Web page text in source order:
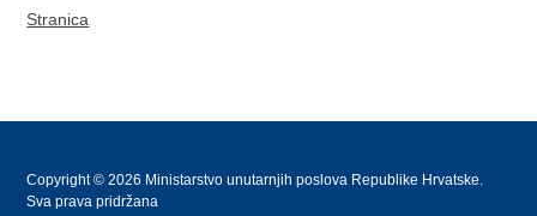
Stranica
Copyright © 2026 Ministarstvo unutarnjih poslova Republike Hrvatske.
Sva prava pridržana